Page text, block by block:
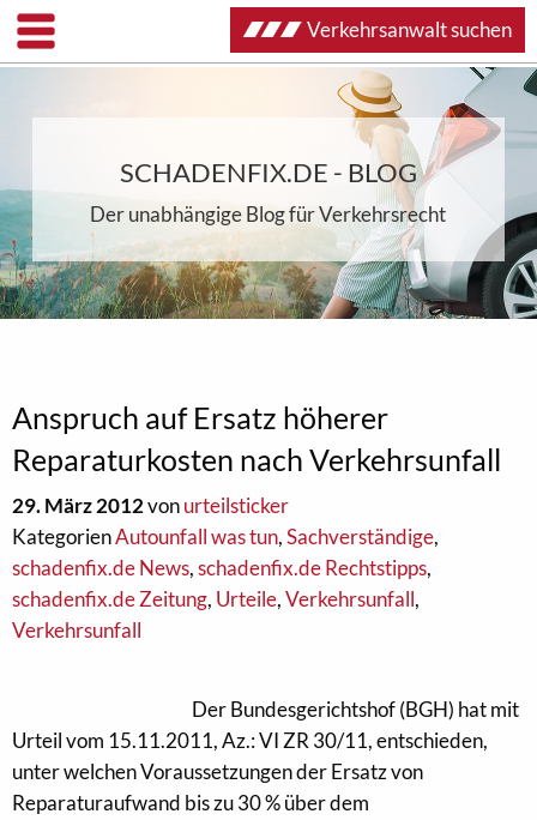
SCHADENFIX.DE - BLOG
Der unabhängige Blog für Verkehrsrecht
Anspruch auf Ersatz höherer
Reparaturkosten nach Verkehrsunfall
29. März 2012vonurteilsticker
KategorienAutounfall was tun,Sachverständige,
schadenfix.de News,schadenfix.de Rechtstipps,
schadenfix.de Zeitung, Urteile,Verkehrsunfall,
Verkehrsunfall
Der Bundesgerichtshof (BGH) hat mit
Urteil vom 15.11.2011, Az.: VI ZR 30/11, entschieden,
unter welchen Voraussetzungen der Ersatz von
Reparaturaufwand bis zu 30 % über dem
Verkehrsanwalt suchen